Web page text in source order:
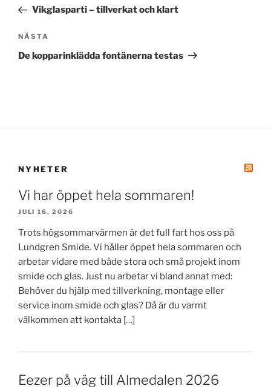
inläggVikglasparti – tillverkat och klart
Nästa
inlägg
NÄSTA
De kopparinklädda fontänerna testas
NYHETER
Vi har öppet hela sommaren!
JULI 16, 2026
Trots högsommarvärmen är det full fart hos oss på
Lundgren Smide. Vi håller öppet hela sommaren och
arbetar vidare med både stora och små projekt inom
smide och glas. Just nu arbetar vi bland annat med:
Behöver du hjälp med tillverkning, montage eller
service inom smide och glas? Då är du varmt
välkommen att kontakta […]
Eezer på väg till Almedalen 2026